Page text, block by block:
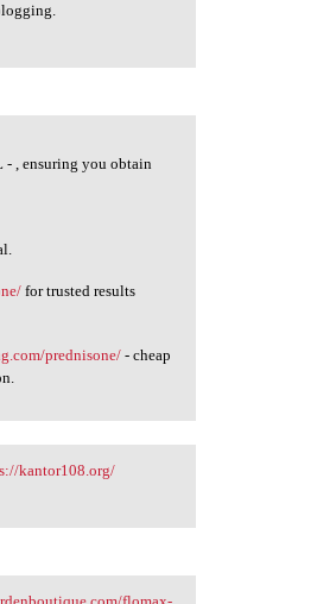
, ensuring you obtain
for trusted results
prednisone/- cheap
kantor108.org/